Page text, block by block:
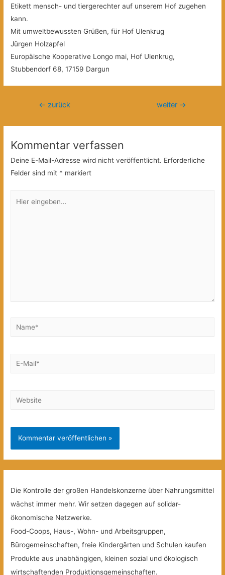
Etikett mensch- und tiergerechter auf unserem Hof zugehen
kann.
Mit umweltbewussten Grüßen, für Hof Ulenkrug
Jürgen Holzapfel
Europäische Kooperative Longo mai, Hof Ulenkrug,
Stubbendorf 68, 17159 Dargun
Beitragsnavigation
← zurück weiter →
Kommentar verfassen
Deine E-Mail-Adresse wird nicht veröffentlicht. Erforderliche
Felder sind mit * markiert
eingeben…
Name*
E-
Website
Die Kontrolle der großen Handelskonzerne über Nahrungsmittel
wächst immer mehr. Wir setzen dagegen auf solidar-
ökonomische Netzwerke.
Food-Coops, Haus-, Wohn- und Arbeitsgruppen,
Bürogemeinschaften, freie Kindergärten und Schulen kaufen
Produkte aus unabhängigen, kleinen sozial und ökologisch
wirtschaftenden Produktionsgemeinschaften.